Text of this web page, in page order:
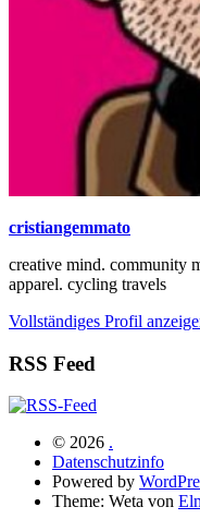
cristiangemmato
creative mind. community
apparel. cycling travels
Vollständiges Profil
RSS Feed
© 2026 .
Datenschutzinfo
Powered by
Theme: Weta von